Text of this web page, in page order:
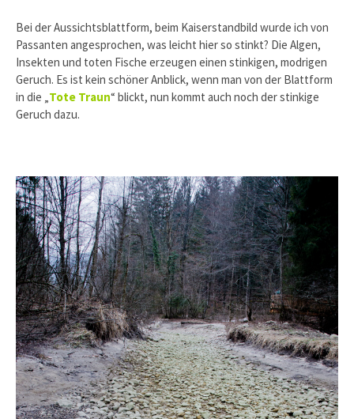
Bei der Aussichtsblattform, beim Kaiserstandbild wurde ich von
Passanten angesprochen, was leicht hier so stinkt? Die Algen,
Insekten und toten Fische erzeugen einen stinkigen, modrigen
Geruch. Es ist kein schöner Anblick, wenn man von der Blattform
in die „ Tote Traun“ blickt, nun kommt auch noch der stinkige
Geruch dazu.